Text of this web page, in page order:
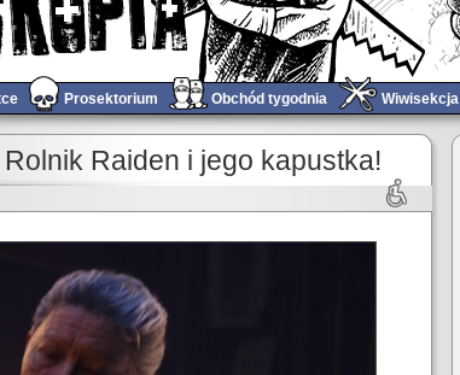
Prosektorium Obchód tygodnia Wiwisekcja
Obchód tygodnia #603 – Konkurs!»
Raiden i jego kapustka!